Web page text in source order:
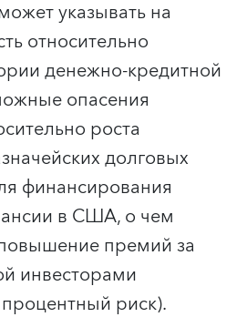
указывать на
относительно
денежно-кредитной
опасения
роста
долговых
финансирования
в США, о чем
премий за
инвесторами
риск).